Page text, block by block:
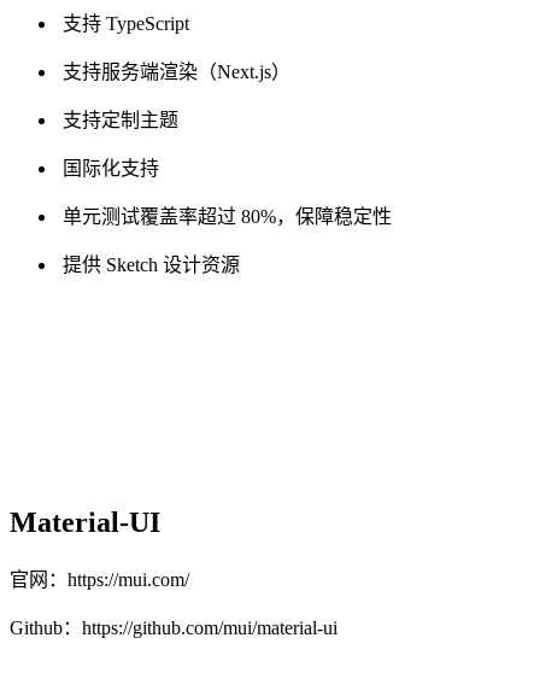
支持 TypeScript
支持服务端渲染（Next.js）
支持定制主题
国际化支持
单元测试覆盖率超过 80%，保障稳定性
提供 Sketch 设计资源
Material-UI
官网：https://mui.com/
Github：https://github.com/mui/material-ui